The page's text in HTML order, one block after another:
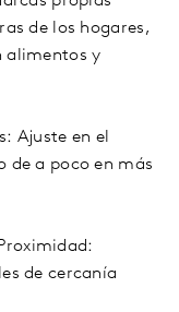
de los hogares,
alimentos y
Ajuste en el
de a poco en más
de cercanía